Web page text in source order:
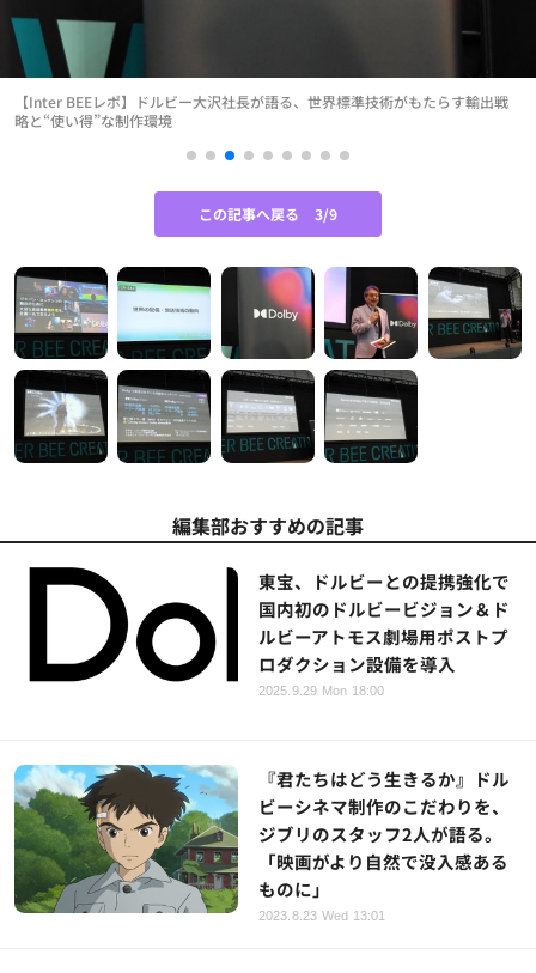
【Inter BEEレポ】ドルビー大沢社長が語る、世界標準技術がもたらす輸出戦
略と“使い得”な制作環境
この記事へ戻る 3/9
編集部おすすめの記事
東宝、ドルビーとの提携強化で
国内初のドルビービジョン＆ド
ルビーアトモス劇場用ポストプ
ロダクション設備を導入
2025.9.29 Mon 18:00
『君たちはどう生きるか』ドル
ビーシネマ制作のこだわりを、
ジブリのスタッフ2人が語る。
「映画がより自然で没入感ある
ものに」
2023.8.23 Wed 13:01